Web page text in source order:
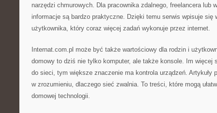
narzędzi chmurowych. Dla pracownika zdalnego, freelancera lub
informacje są bardzo praktyczne. Dzięki temu serwis wpisuje się
użytkownika, który coraz więcej zadań wykonuje przez internet.
Internat.com.pl może być także wartościowy dla rodzin i
domowy to dziś nie tylko komputer, ale także konsole. Im więcej
do sieci, tym większe znaczenie ma kontrola urządzeń. Artykuły
w zrozumieniu, dlaczego sieć zwalnia. To treści, które mogą
domowej technologii.